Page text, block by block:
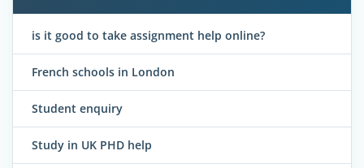
is it good to take assignment help online?
French schools in London
Student enquiry
Study in UK PHD help